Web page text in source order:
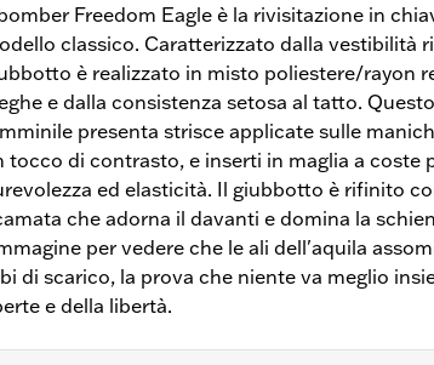
Freedom Eagle è la rivisitazione in
classico. Caratterizzato dalla vestibilità
è realizzato in misto poliestere/rayon
e dalla consistenza setosa al tatto.
presenta strisce applicate sulle
tocco di contrasto, e inserti in maglia a coste
ed elasticità. Il giubbotto è rifinito
che adorna il davanti e domina la
per vedere che le ali dell'aquila
di scarico, la prova che niente va meglio
e della libertà.